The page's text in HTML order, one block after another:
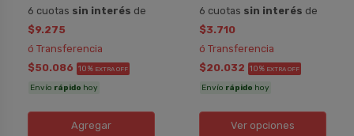
6 cuotas sin interés de
$9.275
ó Transferencia
$50.086 10% EXTRA OFF
Envío rápido hoy
Agregar
6 cuotas sin interés de
$3.710
ó Transferencia
$20.032 10% EXTRA OFF
Envío rápido hoy
Ver opciones